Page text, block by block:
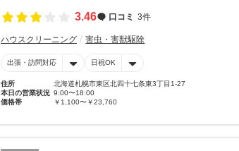
3.46
口コミ 3件
ハウスクリーニング 害虫・害獣駆除
出張・訪問対応 日祝OK
住所
北海道札幌市東区北四十七条東3丁目1-27
本日の営業状況 9:00〜18:00
価格帯
￥1,100〜￥23,760